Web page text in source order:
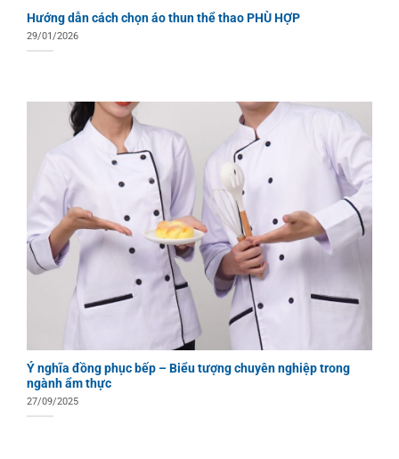
Hướng dẫn cách chọn áo thun thể thao PHÙ HỢP
29/01/2026
Ý nghĩa đồng phục bếp – Biểu tượng chuyên nghiệp trong
ngành ẩm thực
27/09/2025